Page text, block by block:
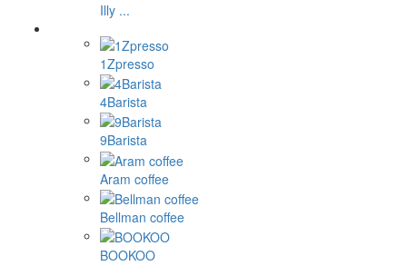
Illy ...
1Zpresso
4Barista
9Barista
Aram coffee
Bellman coffee
BOOKOO